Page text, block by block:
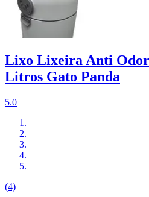
Lixo Lixeira Anti
Litros Gato Panda
5.0
(4)